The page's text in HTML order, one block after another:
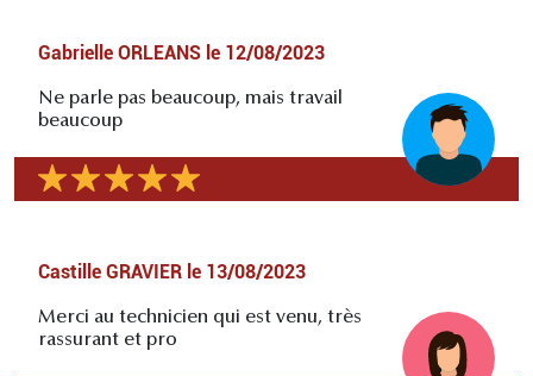
Gabrielle ORLEANS le 12/08/2023
Ne parle pas beaucoup, mais travail
beaucoup
Castille GRAVIER le 13/08/2023
Merci au technicien qui est venu, très
rassurant et pro